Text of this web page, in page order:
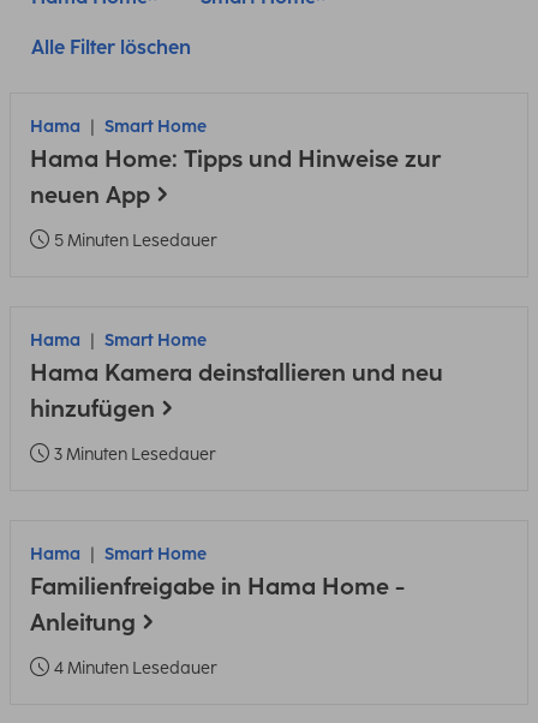
Alle Filter löschen
Hama Smart Home
Hama Home: Tipps und Hinweise zur
neuen App
5 Minuten Lesedauer
Hama Smart Home
Hama Kamera deinstallieren und neu
hinzufügen
3 Minuten Lesedauer
Hama Smart Home
Familienfreigabe in Hama Home -
Anleitung
4 Minuten Lesedauer